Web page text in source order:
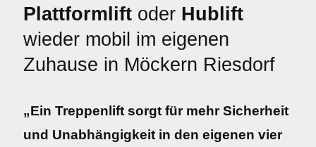
Plattformlift oder Hublift
wieder mobil im eigenen
Zuhause in Möckern Riesdorf
„Ein Treppenlift sorgt für mehr Sicherheit
und Unabhängigkeit in den eigenen vier